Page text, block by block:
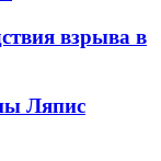
взрыва в
Ляпис